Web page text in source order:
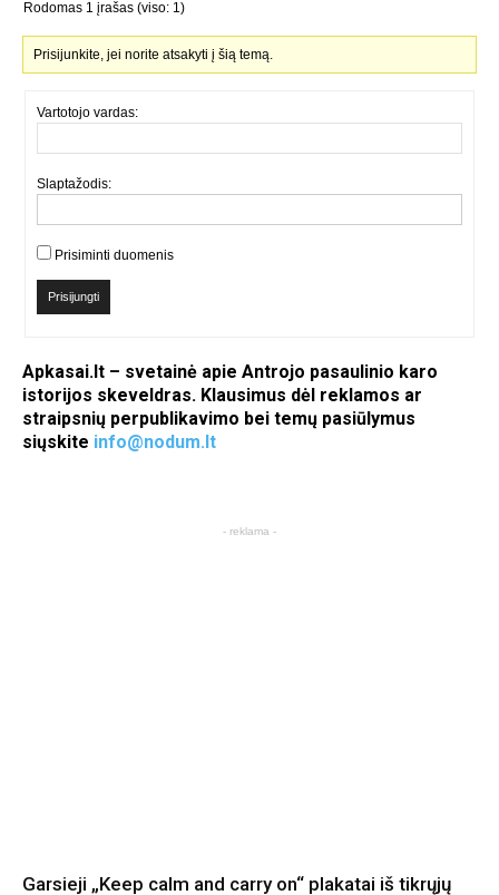
Rodomas 1 įrašas (viso: 1)
Prisijunkite, jei norite atsakyti į šią temą.
Vartotojo vardas:
Slaptažodis:
Prisiminti duomenis
Prisijungti
Apkasai.lt – svetainė apie Antrojo pasaulinio karo
istorijos skeveldras. Klausimus dėl reklamos ar
straipsnių perpublikavimo bei temų pasiūlymus
siųskite info@nodum.lt
- reklama -
Garsieji „Keep calm and carry on“ plakatai iš tikrųjų